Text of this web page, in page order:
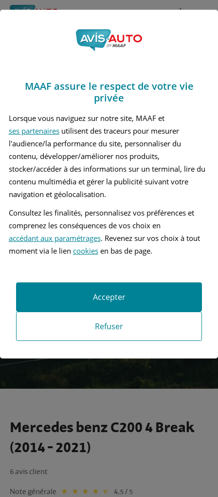
Rechercher À propos
Obtenir un devis d'assurance auto MAAF
Avis Mercedes benz
C200 4 Break (2014 -
2021)
Recherche d'un véhicule
Comparer deux véhicules
Mercedes benz C200 4 Break
(2014 - 2021)
6 avis client
Note générale 4.5 / 5
MAAF assure le respect de votre vie
privée
Lorsque vous naviguez sur notre site, MAAF et
ses partenairesutilisent des traceurs pour mesurer
l'audience/la performance du site, personnaliser du
contenu, développer/améliorer nos produits,
stocker/accéder à des informations sur un terminal, lire du
contenu multimédia et gérer la publicité suivant votre
navigation et géolocalisation.
Consultez les finalités, personnalisez vos préférences et
comprenez les conséquences de vos choix en
accédant aux paramétrages. Revenez sur vos choix à tout
moment via le lien cookiesen bas de page.
Refuser
Accepter